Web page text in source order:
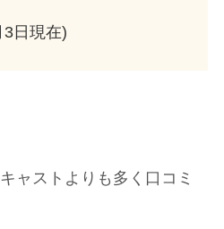
3日現在)
ャストよりも多く口コミ